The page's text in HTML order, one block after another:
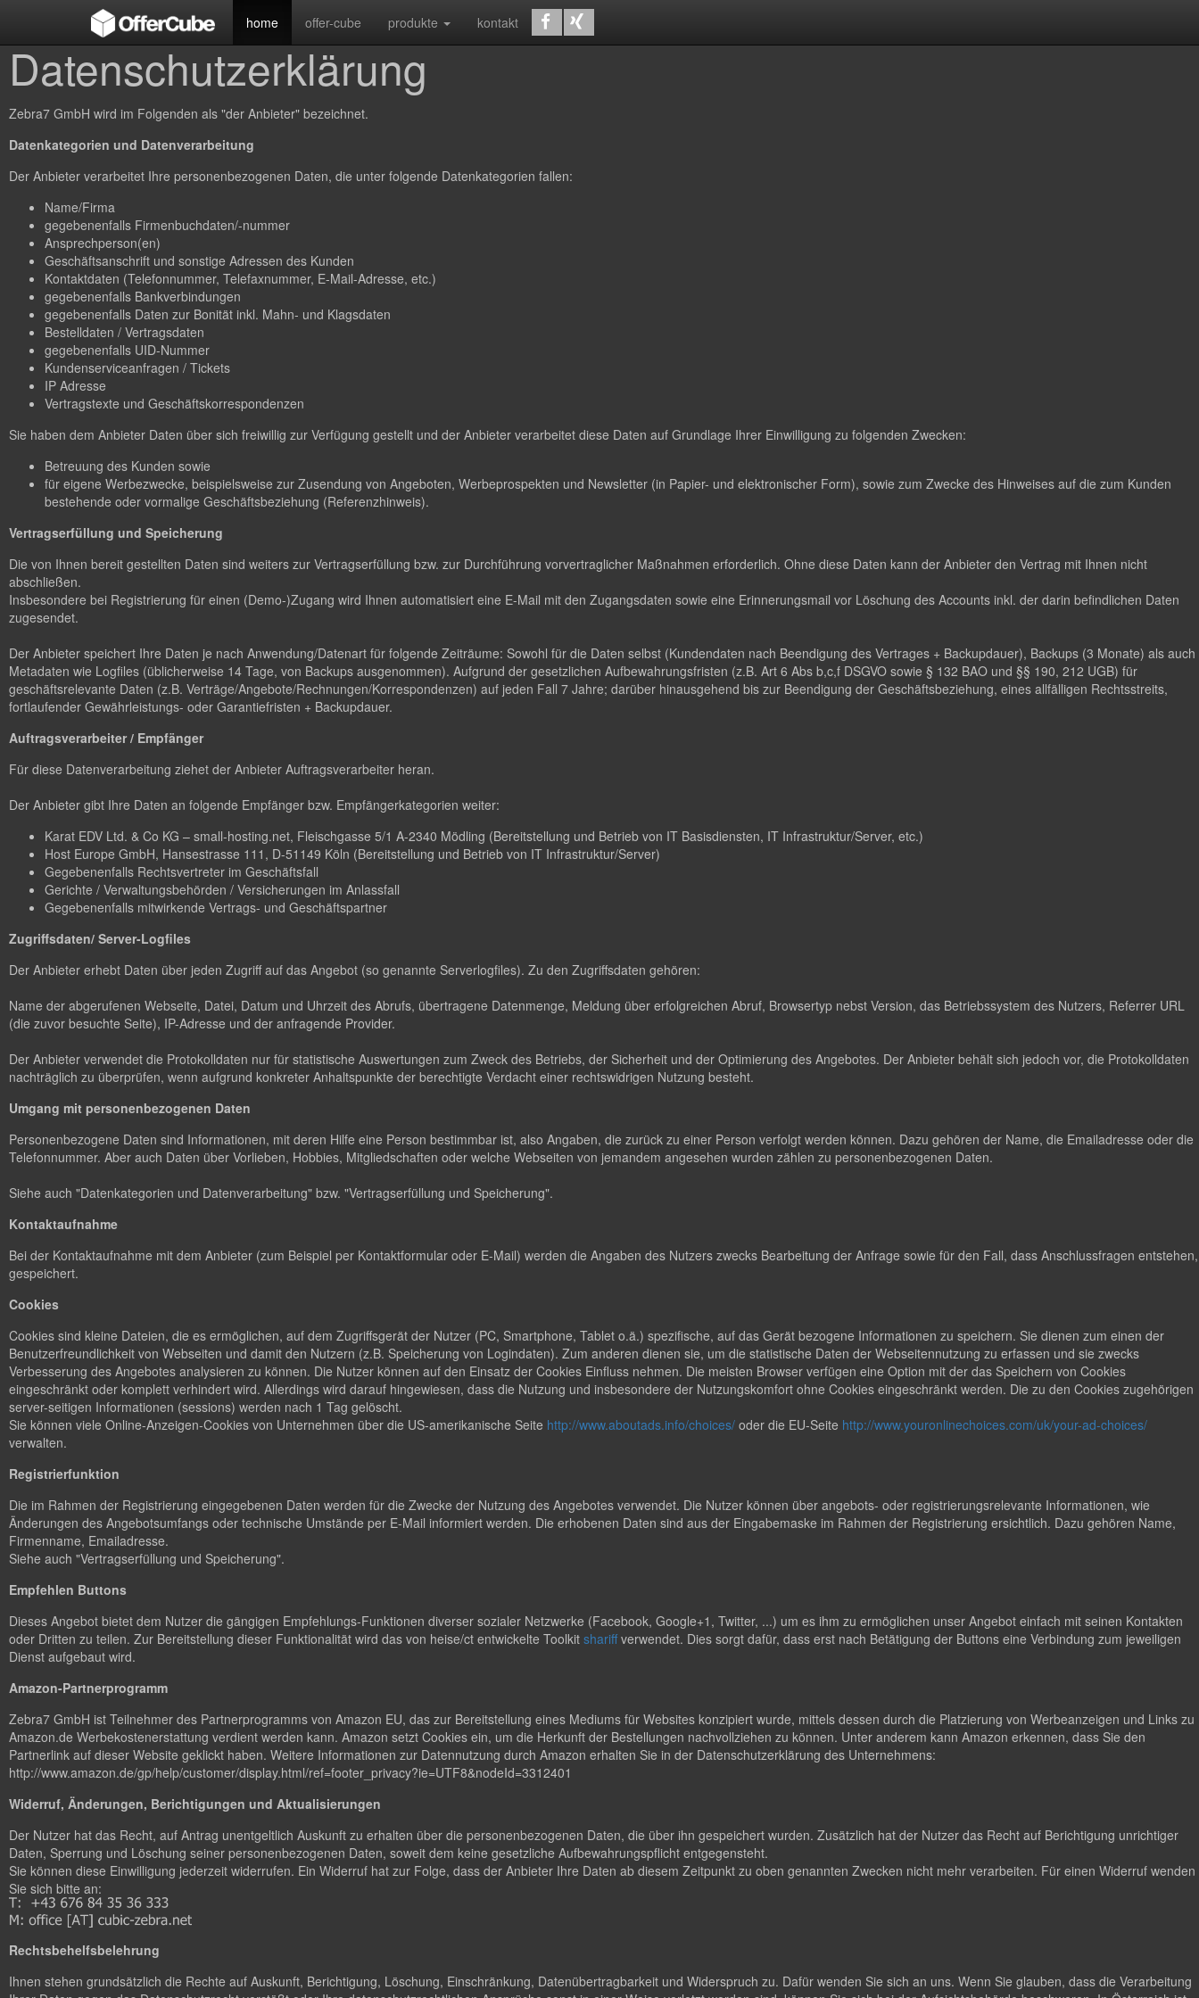
home offer-cube produkte kontakt
Datenschutzerklärung
Zebra7 GmbH wird im Folgenden als "der Anbieter" bezeichnet.
Datenkategorien und Datenverarbeitung
Der Anbieter verarbeitet Ihre personenbezogenen Daten, die unter folgende Datenkategorien fallen:
Name/Firma
gegebenenfalls Firmenbuchdaten/-nummer
Ansprechperson(en)
Geschäftsanschrift und sonstige Adressen des Kunden
Kontaktdaten (Telefonnummer, Telefaxnummer, E-Mail-Adresse, etc.)
gegebenenfalls Bankverbindungen
gegebenenfalls Daten zur Bonität inkl. Mahn- und Klagsdaten
Bestelldaten / Vertragsdaten
gegebenenfalls UID-Nummer
Kundenserviceanfragen / Tickets
IP Adresse
Vertragstexte und Geschäftskorrespondenzen
Sie haben dem Anbieter Daten über sich freiwillig zur Verfügung gestellt und der Anbieter verarbeitet diese Daten auf Grundlage Ihrer Einwilligung zu folgenden Zwecken:
Betreuung des Kunden sowie
für eigene Werbezwecke, beispielsweise zur Zusendung von Angeboten, Werbeprospekten und Newsletter (in Papier- und elektronischer Form), sowie zum Zwecke des Hinweises auf die zum Kunden
bestehende oder vormalige Geschäftsbeziehung (Referenzhinweis).
Vertragserfüllung und Speicherung
Die von Ihnen bereit gestellten Daten sind weiters zur Vertragserfüllung bzw. zur Durchführung vorvertraglicher Maßnahmen erforderlich. Ohne diese Daten kann der Anbieter den Vertrag mit Ihnen nicht
abschließen.
Insbesondere bei Registrierung für einen (Demo-)Zugang wird Ihnen automatisiert eine E-Mail mit den Zugangsdaten sowie eine Erinnerungsmail vor Löschung des Accounts inkl. der darin befindlichen Daten
zugesendet.
Der Anbieter speichert Ihre Daten je nach Anwendung/Datenart für folgende Zeiträume: Sowohl für die Daten selbst (Kundendaten nach Beendigung des Vertrages + Backupdauer), Backups (3 Monate) als auch
Metadaten wie Logfiles (üblicherweise 14 Tage, von Backups ausgenommen). Aufgrund der gesetzlichen Aufbewahrungsfristen (z.B. Art 6 Abs b,c,f DSGVO sowie § 132 BAO und §§ 190, 212 UGB) für
geschäftsrelevante Daten (z.B. Verträge/Angebote/Rechnungen/Korrespondenzen) auf jeden Fall 7 Jahre; darüber hinausgehend bis zur Beendigung der Geschäftsbeziehung, eines allfälligen Rechtsstreits,
fortlaufender Gewährleistungs- oder Garantiefristen + Backupdauer.
Auftragsverarbeiter / Empfänger
Für diese Datenverarbeitung ziehet der Anbieter Auftragsverarbeiter heran.
Der Anbieter gibt Ihre Daten an folgende Empfänger bzw. Empfängerkategorien weiter:
Karat EDV Ltd. & Co KG – small-hosting.net, Fleischgasse 5/1 A-2340 Mödling (Bereitstellung und Betrieb von IT Basisdiensten, IT Infrastruktur/Server, etc.)
Host Europe GmbH, Hansestrasse 111, D-51149 Köln (Bereitstellung und Betrieb von IT Infrastruktur/Server)
Gegebenenfalls Rechtsvertreter im Geschäftsfall
Gerichte / Verwaltungsbehörden / Versicherungen im Anlassfall
Gegebenenfalls mitwirkende Vertrags- und Geschäftspartner
Zugriffsdaten/ Server-Logfiles
Der Anbieter erhebt Daten über jeden Zugriff auf das Angebot (so genannte Serverlogfiles). Zu den Zugriffsdaten gehören:
Name der abgerufenen Webseite, Datei, Datum und Uhrzeit des Abrufs, übertragene Datenmenge, Meldung über erfolgreichen Abruf, Browsertyp nebst Version, das Betriebssystem des Nutzers, Referrer URL
(die zuvor besuchte Seite), IP-Adresse und der anfragende Provider.
Der Anbieter verwendet die Protokolldaten nur für statistische Auswertungen zum Zweck des Betriebs, der Sicherheit und der Optimierung des Angebotes. Der Anbieter behält sich jedoch vor, die Protokolldaten
nachträglich zu überprüfen, wenn aufgrund konkreter Anhaltspunkte der berechtigte Verdacht einer rechtswidrigen Nutzung besteht.
Umgang mit personenbezogenen Daten
Personenbezogene Daten sind Informationen, mit deren Hilfe eine Person bestimmbar ist, also Angaben, die zurück zu einer Person verfolgt werden können. Dazu gehören der Name, die Emailadresse oder die
Telefonnummer. Aber auch Daten über Vorlieben, Hobbies, Mitgliedschaften oder welche Webseiten von jemandem angesehen wurden zählen zu personenbezogenen Daten.
Siehe auch "Datenkategorien und Datenverarbeitung" bzw. "Vertragserfüllung und Speicherung".
Kontaktaufnahme
Bei der Kontaktaufnahme mit dem Anbieter (zum Beispiel per Kontaktformular oder E-Mail) werden die Angaben des Nutzers zwecks Bearbeitung der Anfrage sowie für den Fall, dass Anschlussfragen entstehen,
gespeichert.
Cookies
Cookies sind kleine Dateien, die es ermöglichen, auf dem Zugriffsgerät der Nutzer (PC, Smartphone, Tablet o.ä.) spezifische, auf das Gerät bezogene Informationen zu speichern. Sie dienen zum einen der
Benutzerfreundlichkeit von Webseiten und damit den Nutzern (z.B. Speicherung von Logindaten). Zum anderen dienen sie, um die statistische Daten der Webseitennutzung zu erfassen und sie zwecks
Verbesserung des Angebotes analysieren zu können. Die Nutzer können auf den Einsatz der Cookies Einfluss nehmen. Die meisten Browser verfügen eine Option mit der das Speichern von Cookies
eingeschränkt oder komplett verhindert wird. Allerdings wird darauf hingewiesen, dass die Nutzung und insbesondere der Nutzungskomfort ohne Cookies eingeschränkt werden. Die zu den Cookies zugehörigen
server-seitigen Informationen (sessions) werden nach 1 Tag gelöscht.
Sie können viele Online-Anzeigen-Cookies von Unternehmen über die US-amerikanische Seite http://www.aboutads.info/choices/ oder die EU-Seite http://www.youronlinechoices.com/uk/your-ad-choices/
verwalten.
Registrierfunktion
Die im Rahmen der Registrierung eingegebenen Daten werden für die Zwecke der Nutzung des Angebotes verwendet. Die Nutzer können über angebots- oder registrierungsrelevante Informationen, wie
Änderungen des Angebotsumfangs oder technische Umstände per E-Mail informiert werden. Die erhobenen Daten sind aus der Eingabemaske im Rahmen der Registrierung ersichtlich. Dazu gehören Name,
Firmenname, Emailadresse.
Siehe auch "Vertragserfüllung und Speicherung".
Empfehlen Buttons
Dieses Angebot bietet dem Nutzer die gängigen Empfehlungs-Funktionen diverser sozialer Netzwerke (Facebook, Google+1, Twitter, ...) um es ihm zu ermöglichen unser Angebot einfach mit seinen Kontakten
oder Dritten zu teilen. Zur Bereitstellung dieser Funktionalität wird das von heise/ct entwickelte Toolkit shariffverwendet. Dies sorgt dafür, dass erst nach Betätigung der Buttons eine Verbindung zum jeweiligen
Dienst aufgebaut wird.
Amazon-Partnerprogramm
Zebra7 GmbH ist Teilnehmer des Partnerprogramms von Amazon EU, das zur Bereitstellung eines Mediums für Websites konzipiert wurde, mittels dessen durch die Platzierung von Werbeanzeigen und Links zu
Amazon.de Werbekostenerstattung verdient werden kann. Amazon setzt Cookies ein, um die Herkunft der Bestellungen nachvollziehen zu können. Unter anderem kann Amazon erkennen, dass Sie den
Partnerlink auf dieser Website geklickt haben. Weitere Informationen zur Datennutzung durch Amazon erhalten Sie in der Datenschutzerklärung des Unternehmens:
http://www.amazon.de/gp/help/customer/display.html/ref=footer_privacy?ie=UTF8&nodeId=3312401
Widerruf, Änderungen, Berichtigungen und Aktualisierungen
Der Nutzer hat das Recht, auf Antrag unentgeltlich Auskunft zu erhalten über die personenbezogenen Daten, die über ihn gespeichert wurden. Zusätzlich hat der Nutzer das Recht auf Berichtigung unrichtiger
Daten, Sperrung und Löschung seiner personenbezogenen Daten, soweit dem keine gesetzliche Aufbewahrungspflicht entgegensteht.
Sie können diese Einwilligung jederzeit widerrufen. Ein Widerruf hat zur Folge, dass der Anbieter Ihre Daten ab diesem Zeitpunkt zu oben genannten Zwecken nicht mehr verarbeiten. Für einen Widerruf wenden
Sie sich bitte an:
Rechtsbehelfsbelehrung
Ihnen stehen grundsätzlich die Rechte auf Auskunft, Berichtigung, Löschung, Einschränkung, Datenübertragbarkeit und Widerspruch zu. Dafür wenden Sie sich an uns. Wenn Sie glauben, dass die Verarbeitung